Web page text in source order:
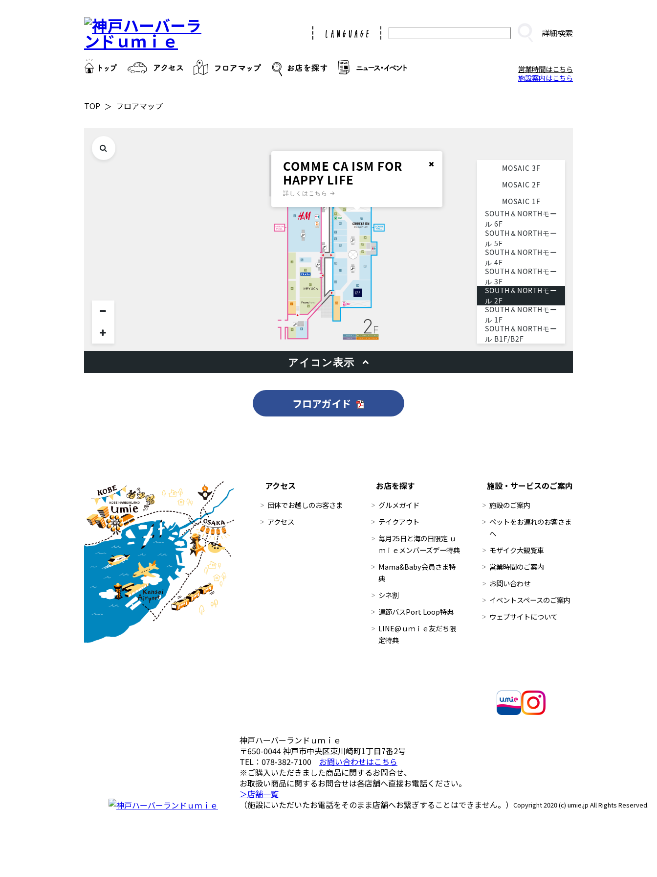
詳細検索
営業時間はこちら
施設案内はこちら
TOP フロアマップ
フロアガイド
アクセス
団体でお越しのお客さま
アクセス
お店を探す
グルメガイド
テイクアウト
毎月25日と海の日限定 ｕ
ｍｉｅメンバーズデー特典
Mama&Baby会員さま特
典
シネ割
連節バスPort Loop特典
LINE@ｕｍｉｅ友だち限
定特典
施設・サービスのご案内
施設のご案内
ペットをお連れのお客さま
へ
モザイク大観覧車
営業時間のご案内
お問い合わせ
イベントスペースのご案内
ウェブサイトについて
神戸ハーバーランドｕｍｉｅ
〒650-0044神戸市中央区東川崎町1丁目7番2号
TEL： 078-382-7100
お問い合わせはこちら
※ご購入いただきました商品に関するお問合せ、
お取扱い商品に関するお問合せは各店舗へ直接お電話ください。
＞店舗一覧
（施設にいただいたお電話をそのまま店舗へお繋ぎすることはできません。） Copyright 2020 (c) umie.jp All Rights Reserved.